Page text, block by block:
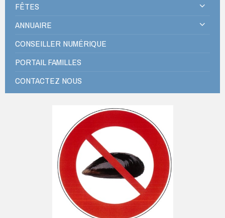
FÊTES
ANNUAIRE
CONSEILLER NUMÉRIQUE
PORTAIL FAMILLES
CONTACTEZ NOUS